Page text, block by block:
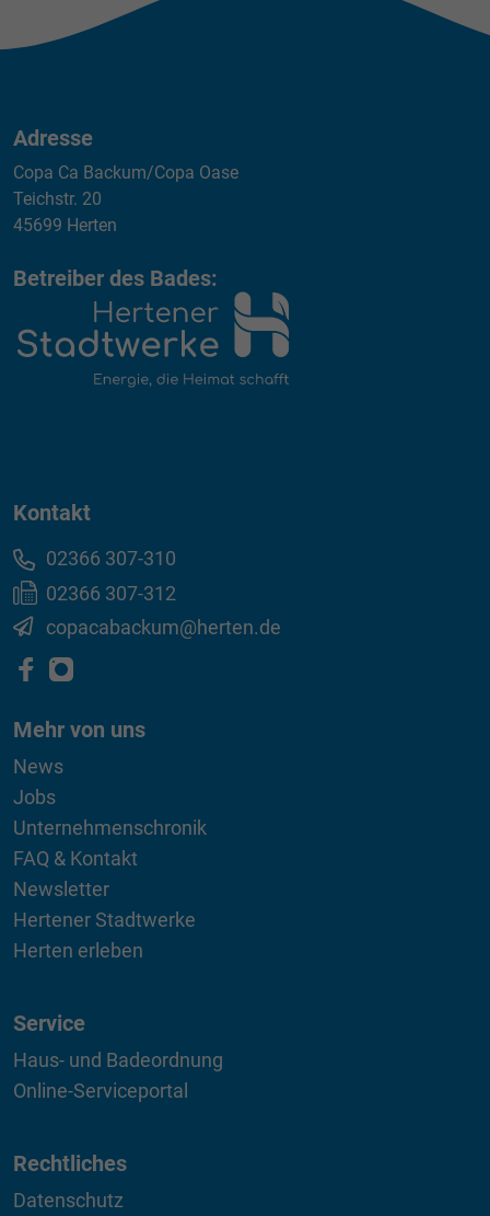
Adresse
Copa Ca Backum/Copa Oase
Teichstr. 20
45699 Herten
Betreiber des Bades:
Kontakt
02366 307-310
02366 307-312
copacabackum@herten.de
Mehr von uns
News
Jobs
Unternehmenschronik
FAQ & Kontakt
Newsletter
Hertener Stadtwerke
Herten erleben
Service
Haus- und Badeordnung
Online-Serviceportal
Rechtliches
Datenschutz